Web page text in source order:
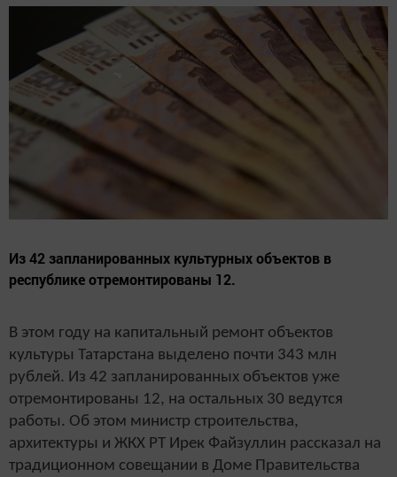
Из 42 запланированных культурных объектов в
республике отремонтированы 12.
В этом году на капитальный ремонт объектов
культуры Татарстана выделено почти 343 млн
рублей. Из 42 запланированных объектов уже
отремонтированы 12, на остальных 30 ведутся
работы. Об этом министр строительства,
архитектуры и ЖКХ РТ Ирек Файзуллин рассказал на
традиционном совещании в Доме Правительства